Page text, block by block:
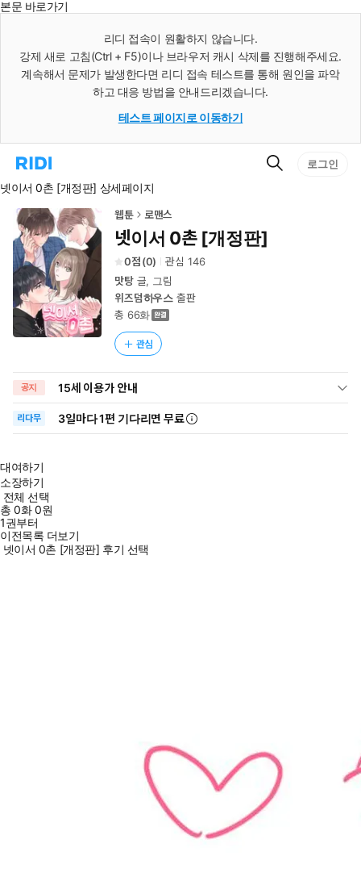
본문 바로가기
리디 접속이 원활하지 않습니다.
강제 새로 고침(Ctrl + F5)이나 브라우저 캐시 삭제를 진행해주세요.
계속해서 문제가 발생한다면 리디 접속 테스트를 통해 원인을 파악
하고 대응 방법을 안내드리겠습니다.
테스트 페이지로 이동하기
리
홈
로
이
동
검
로그인
넷이서 0촌 [개정판] 상세페이지
웹툰 로맨스
넷이서 0촌 [개정판]
0 (0) 관심 146
맛탕글, 그림
위즈덤하우스 출판
총 66화
관심
공지 15세 이용가 안내
리다무 3일마다1편 기다리면 무료
대여하기
소장하기
전체 선택
총0화0원
1권부터
이전목록 더보기
넷이서 0촌 [개정판] 후기 선택